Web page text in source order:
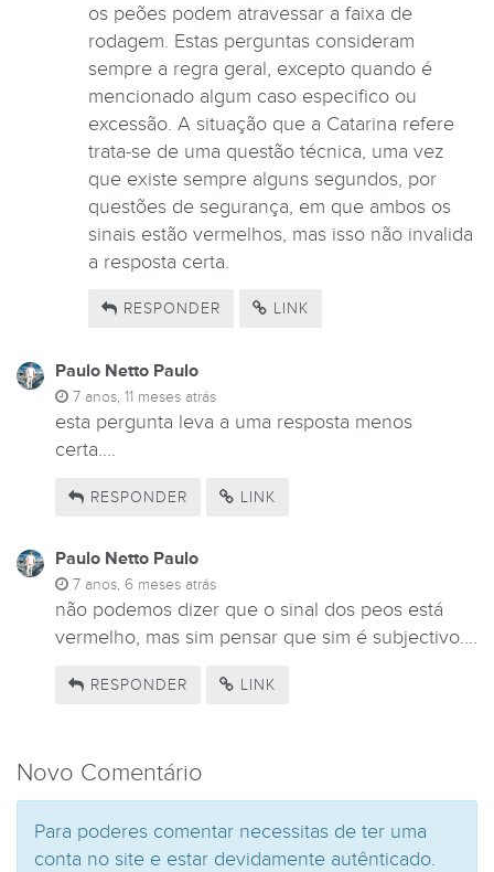
TESTES DE
os peões podem atravessar a faixa de
rodagem. Estas perguntas consideram
sempre a regra geral, excepto quando é
mencionado algum caso especifico ou
excessão. A situação que a Catarina refere
trata-se de uma questão técnica, uma vez
que existe sempre alguns segundos, por
questões de segurança, em que ambos os
sinais estão vermelhos, mas isso não invalida
a resposta certa.
RESPONDER LINK
Paulo Netto Paulo
7 anos, 11 meses atrás
esta pergunta leva a uma resposta menos
certa....
RESPONDER LINK
Paulo Netto Paulo
7 anos, 6 meses atrás
não podemos dizer que o sinal dos peos está
vermelho, mas sim pensar que sim é subjectivo....
RESPONDER LINK
Novo Comentário
Para poderes comentar necessitas de ter uma
conta no site e estar devidamente autênticado.